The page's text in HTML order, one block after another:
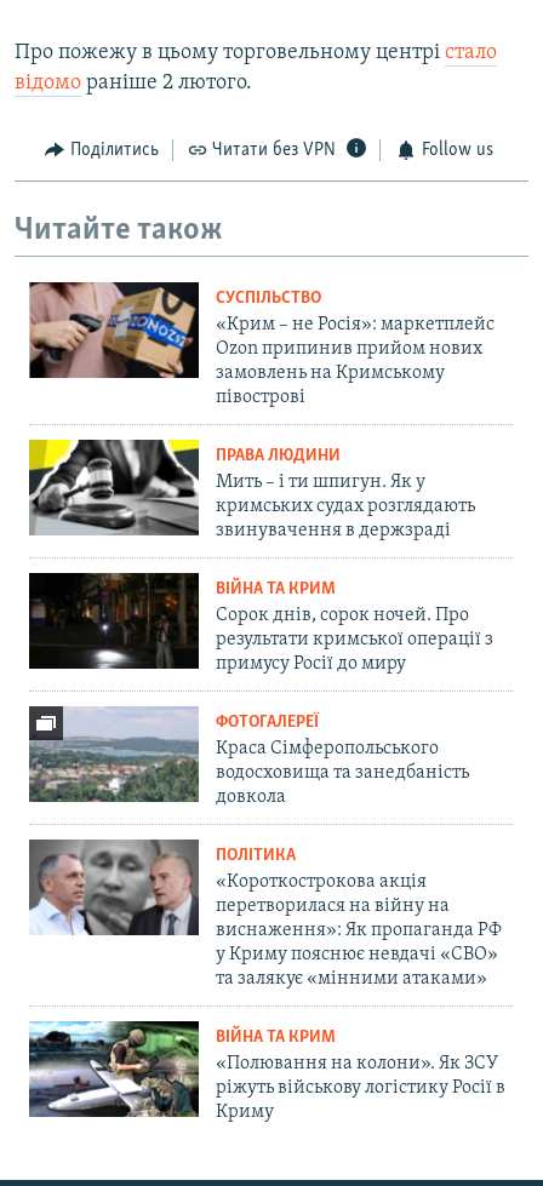
Про пожежу в цьому торговельному центрі стало
відомо раніше 2 лютого.
Поділитись Читати без VPN Follow us
Читайте також
СУСПІЛЬСТВО
«Крим – не Росія»: маркетплейс
Ozon припинив прийом нових
замовлень на Кримському
півострові
ПРАВА ЛЮДИНИ
Мить – і ти шпигун. Як у
кримських судах розглядають
звинувачення в держзраді
ВІЙНА ТА КРИМ
Сорок днів, сорок ночей. Про
результати кримської операції з
примусу Росії до миру
ФОТОГАЛЕРЕЇ
Краса Сімферопольського
водосховища та занедбаність
довкола
ПОЛІТИКА
«Короткострокова акція
перетворилася на війну на
виснаження»: Як пропаганда РФ
у Криму пояснює невдачі «СВО»
та залякує «мінними атаками»
ВІЙНА ТА КРИМ
«Полювання на колони». Як ЗСУ
ріжуть військову логістику Росії в
Криму